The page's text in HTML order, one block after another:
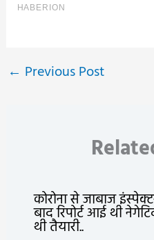
← Previous Post
कोरोना से जाबाज
बाद रिपोर्ट आई थी
थी तैयारी..